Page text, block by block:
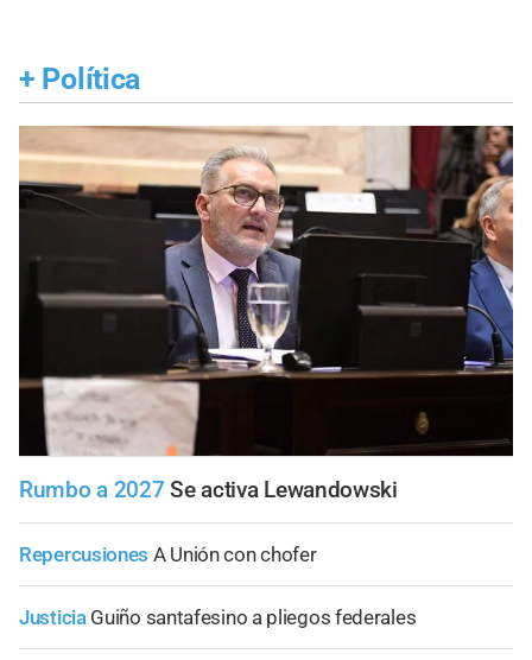
+ Política
Rumbo a 2027 Se activa Lewandowski
Repercusiones A Unión con chofer
Justicia Guiño santafesino a pliegos federales